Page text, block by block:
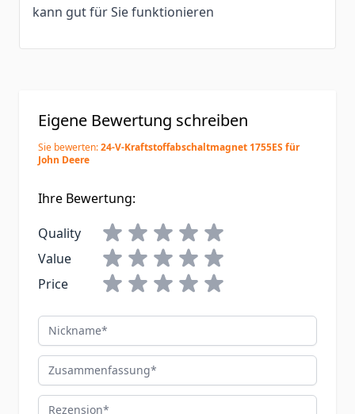
kann gut für Sie funktionieren
Eigene Bewertung schreiben
Sie bewerten:24-V-Kraftstoffabschaltmagnet 1755ES für
John Deere
Ihre Bewertung:
Quality
Value
Price
Nickname
Zusammenfassung
Rezension